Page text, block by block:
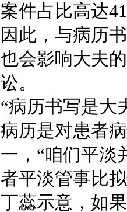
案件占比高达
因此，与病历
也会影响大夫
讼。
“病历书写是大
病历是对患者
一，“咱们平淡
者平淡管事比
丁蕊示意，如